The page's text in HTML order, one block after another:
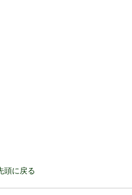
頭に戻る